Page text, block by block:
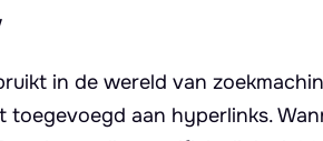
in de wereld van
aan hyperlinks.